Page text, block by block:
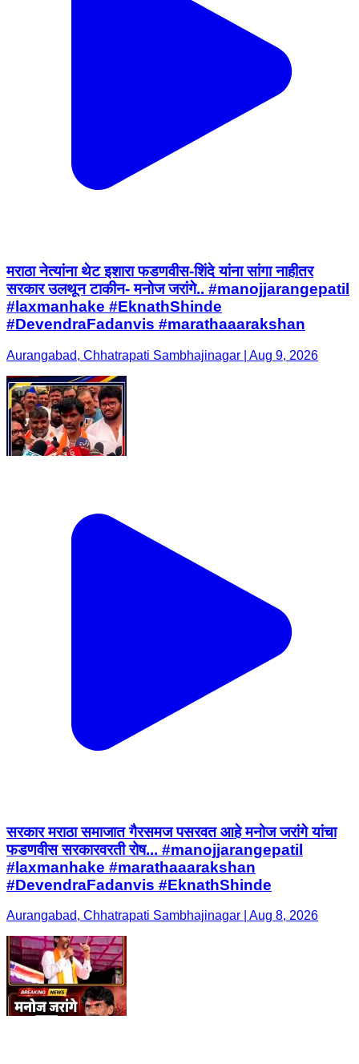
मराठा नेत्यांना थेट इशारा फडणवीस-शिंदे यांना सांगा नाहीतर
सरकार उलथून टाकीन- मनोज जरांगे.. #manojjarangepatil
#laxmanhake #EknathShinde
#DevendraFadanvis #marathaaarakshan
Aurangabad, Chhatrapati Sambhajinagar | Aug 9, 2026
सरकार मराठा समाजात गैरसमज पसरवत आहे मनोज जरांगे यांचा
फडणवीस सरकारवरती रोष... #manojjarangepatil
#laxmanhake #marathaaarakshan
#DevendraFadanvis #EknathShinde
Aurangabad, Chhatrapati Sambhajinagar | Aug 8, 2026